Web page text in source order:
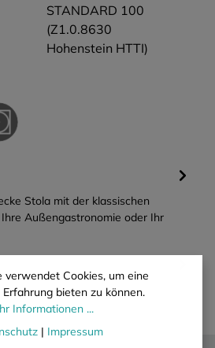
STANDARD 100
(Z1.0.8630
Hohenstein HTTI)
Stola mit der klassischen
Außengastronomie oder Ihr
verwendet Cookies, um eine
bieten zu können.
Informationen ...
| Impressum